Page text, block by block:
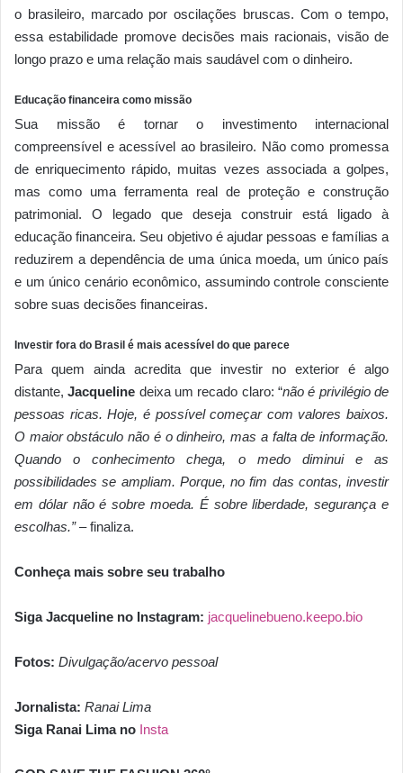
o brasileiro, marcado por oscilações bruscas. Com o tempo,
essa estabilidade promove decisões mais racionais, visão de
longo prazo e uma relação mais saudável com o dinheiro.
Educação financeira como missão
Sua missão é tornar o investimento internacional
compreensível e acessível ao brasileiro. Não como promessa
de enriquecimento rápido, muitas vezes associada a golpes,
mas como uma ferramenta real de proteção e construção
patrimonial. O legado que deseja construir está ligado à
educação financeira. Seu objetivo é ajudar pessoas e famílias a
reduzirem a dependência de uma única moeda, um único país
e um único cenário econômico, assumindo controle consciente
sobre suas decisões financeiras.
Investir fora do Brasil é mais acessível do que parece
Para quem ainda acredita que investir no exterior é algo
distante,Jacqueline deixa um recado claro: “não é privilégio de
pessoas ricas. Hoje, é possível começar com valores baixos.
O maior obstáculo não é o dinheiro, mas a falta de informação.
Quando o conhecimento chega, o medo diminui e as
possibilidades se ampliam. Porque, no fim das contas, investir
em dólar não é sobre moeda. É sobre liberdade, segurança e
escolhas.”– finaliza.
Conheça mais sobre seu trabalho
Siga Jacqueline no Instagram: jacquelinebueno.keepo.bio
Fotos: Divulgação/acervo pessoal
Jornalista: Ranai Lima
Siga Ranai Lima no Insta